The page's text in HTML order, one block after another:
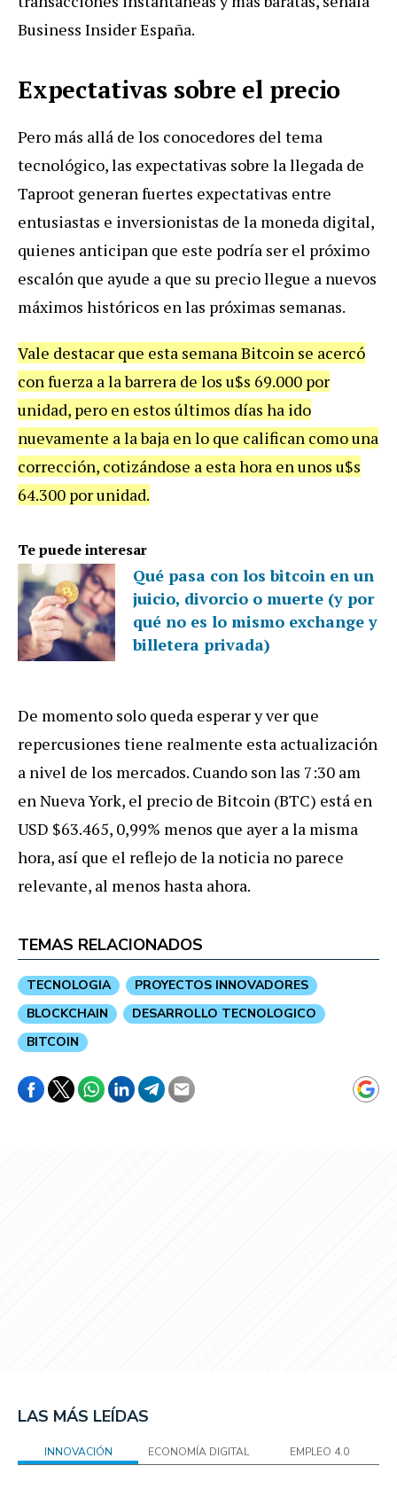
Business Insider España.
Expectativas sobre el precio
Pero más allá de los conocedores del tema
tecnológico, las expectativas sobre la llegada de
Taproot generan fuertes expectativas entre
entusiastas e inversionistas de la moneda digital,
quienes anticipan que este podría ser el próximo
escalón que ayude a que su precio llegue a nuevos
máximos históricos en las próximas semanas.
Vale destacar que esta semana Bitcoin se acercó
con fuerza a la barrera de los u$s 69.000 por
unidad, pero en estos últimos días ha ido
nuevamente a la baja en lo que califican como una
corrección, cotizándose a esta hora en unos u$s
64.300 por unidad.
Te puede interesar
Qué pasa con los bitcoin en un
juicio, divorcio o muerte (y por
qué no es lo mismo exchange y
billetera privada)
De momento solo queda esperar y ver que
repercusiones tiene realmente esta actualización
a nivel de los mercados. Cuando son las 7:30 am
en Nueva York, el precio de Bitcoin (BTC) está en
USD $63.465, 0,99% menos que ayer a la misma
hora, así que el reflejo de la noticia no parece
relevante, al menos hasta ahora.
TEMAS RELACIONADOS
TECNOLOGIA
PROYECTOS INNOVADORES
BLOCKCHAIN
DESARROLLO TECNOLOGICO
BITCOIN
LAS MÁS LEÍDAS
INNOVACIÓN ECONOMÍA DIGITAL EMPLEO 4.0